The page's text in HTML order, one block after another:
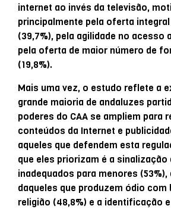
internet ao invés da televisão,
principalmente pela oferta
(39,7%), pela agilidade no acesso
pela oferta de maior número de
(19,8%).
Mais uma vez, o estudo reflete a
grande maioria de andaluzes
poderes do CAA se ampliem para
conteúdos da Internet e
aqueles que defendem esta
que eles priorizam é a
inadequados para menores
daqueles que produzem ódio com
religião (48,8%) e a identificação